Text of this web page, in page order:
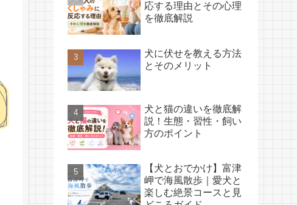
応する理由とその心理
を徹底解説
犬に伏せを教える方法
とそのメリット
犬と猫の違いを徹底解
説！生態・習性・飼い
方のポイント
【犬とおでかけ】富津
岬で海風散歩｜愛犬と
楽しむ絶景コースと見